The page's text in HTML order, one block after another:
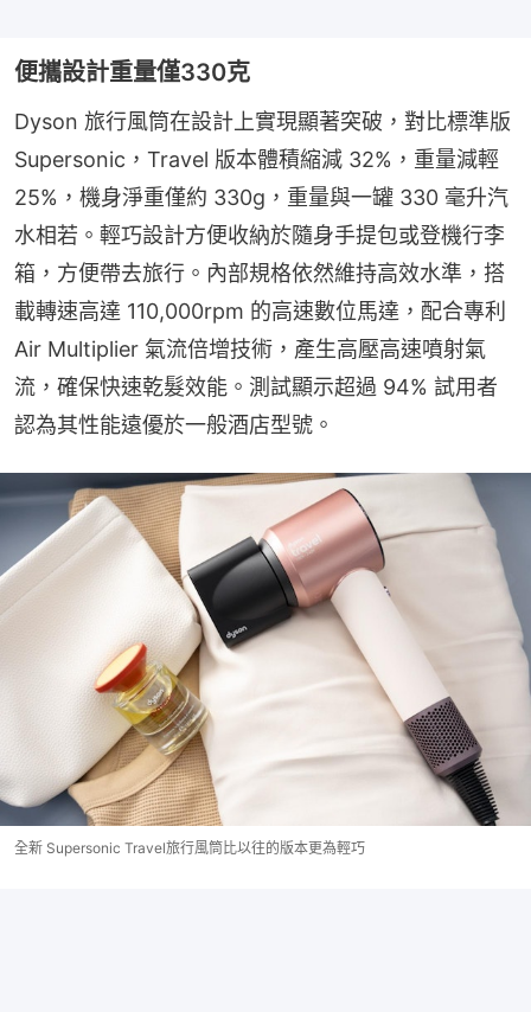
便攜設計重量僅330克
Dyson 旅行風筒在設計上實現顯著突破，對比標準版
Supersonic，Travel 版本體積縮減 32%，重量減輕
25%，機身淨重僅約 330g，重量與一罐 330 毫升汽
水相若。輕巧設計方便收納於隨身手提包或登機行李
箱，方便帶去旅行。內部規格依然維持高效水準，搭
載轉速高達 110,000rpm 的高速數位馬達，配合專利
Air Multiplier 氣流倍增技術，產生高壓高速噴射氣
流，確保快速乾髮效能。測試顯示超過 94% 試用者
認為其性能遠優於一般酒店型號。
全新 Supersonic Travel旅行風筒比以往的版本更為輕巧